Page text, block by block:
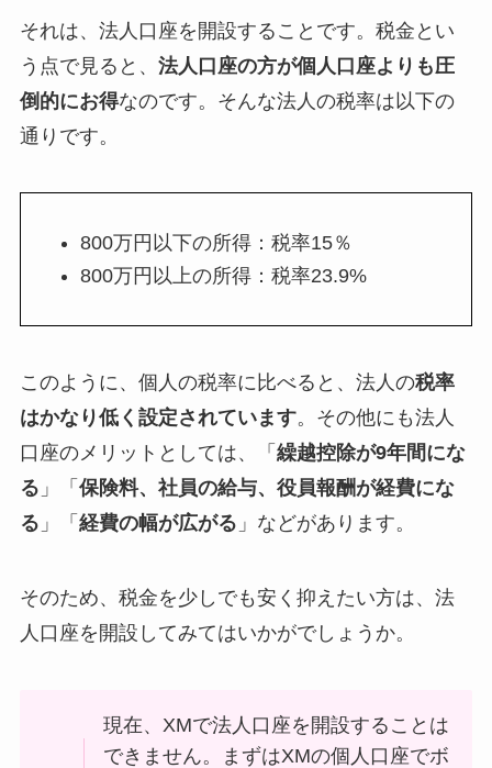
それは、法人口座を開設することです。税金とい
う点で見ると、 法人口座の方が個人口座よりも圧
倒的にお得なのです。そんな法人の税率は以下の
通りです。
800万円以下の所得：税率15％
800万円以上の所得：税率23.9%
このように、個人の税率に比べると、法人の税率
はかなり低く設定されています。その他にも法人
口座のメリットとしては、「 繰越控除が9年間にな
る 」「 保険料、社員の給与、役員報酬が経費にな
る 」「 経費の幅が広がる 」などがあります。
そのため、税金を少しでも安く抑えたい方は、法
人口座を開設してみてはいかがでしょうか。
現在、XMで法人口座を開設することは
できません。まずはXMの個人口座でボ